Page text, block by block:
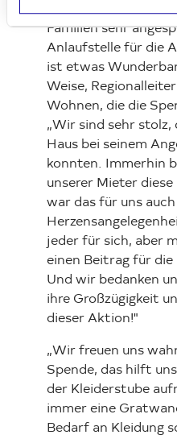
Familien sehr
Anlaufstelle für die
ist etwas
Weise,
Wohnen, die die
„Wir sind sehr stolz,
Haus bei seinem
konnten. Immerhin
unserer Mieter
war das für uns
jeder für sich, aber
einen Beitrag für
Und wir bedanken
ihre Großzügigkeit
dieser Aktion!"
„Wir freuen uns
Spende, das hilft
der Kleiderstube
immer eine
Bedarf an Kleidung